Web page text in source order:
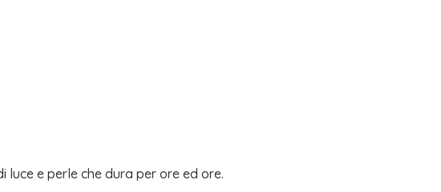
e perle che dura per ore ed ore.